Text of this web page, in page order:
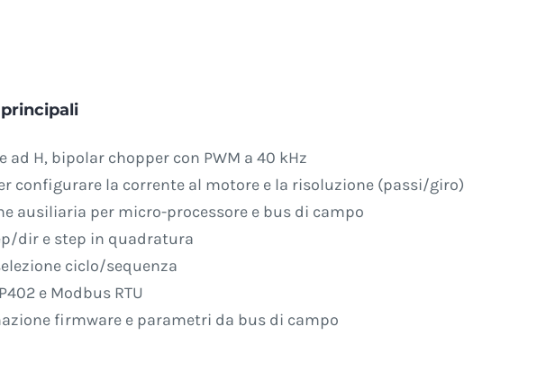
ad H, bipolar chopper con PWM a 40 kHz
configurare la corrente al motore e la risoluzione (passi/giro)
ausiliaria per micro-processore e bus di campo
dir e step in quadratura
ciclo/sequenza
e Modbus RTU
firmware e parametri da bus di campo